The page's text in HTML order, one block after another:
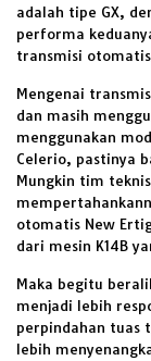
adalah tipe GX,
performa
transmisi
Mengenai
dan masih
menggunakan
Celerio, pastinya
Mungkin tim
otomatis New
dari mesin K14B
Maka begitu
menjadi lebih
perpindahan tuas
lebih